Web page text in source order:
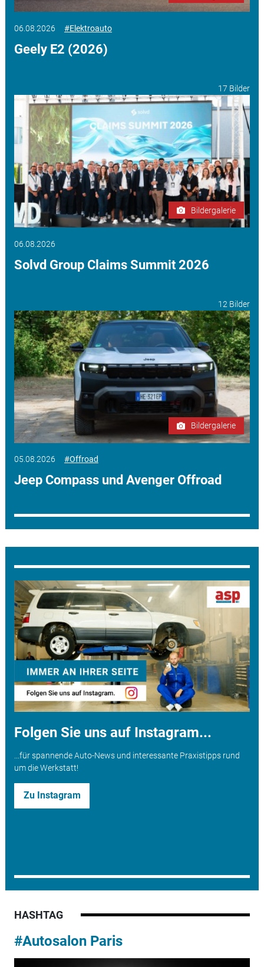
06.08.2026 #Elektroauto
Geely E2 (2026)
17 Bilder
Bildergalerie
06.08.2026
Solvd Group Claims Summit 2026
12 Bilder
Bildergalerie
05.08.2026 #Offroad
Jeep Compass und Avenger Offroad
Folgen Sie uns auf Instagram...
...für spannende Auto-News und interessante Praxistipps rund
um die Werkstatt!
Zu Instagram
HASHTAG
#Autosalon Paris